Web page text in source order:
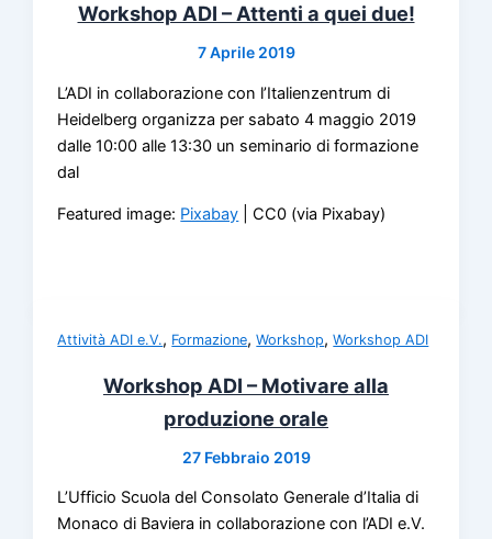
Workshop ADI – Attenti a quei due!
7 Aprile 2019
L’ADI in collaborazione con l’Italienzentrum di
Heidelberg organizza per sabato 4 maggio 2019
dalle 10:00 alle 13:30 un seminario di formazione
dal
Featured image: Pixabay | CC0 (via Pixabay)
Attività ADI e.V., Formazione,Workshop,Workshop ADI
Workshop ADI – Motivare alla
produzione orale
27 Febbraio 2019
L’Ufficio Scuola del Consolato Generale d’Italia di
Monaco di Baviera in collaborazione con l’ADI e.V.